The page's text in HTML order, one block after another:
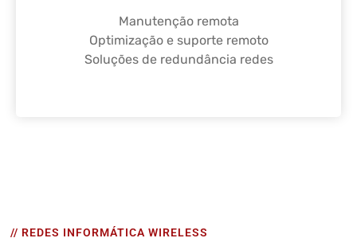
Manutenção remota
Optimização e suporte remoto
Soluções de redundância redes
// REDES INFORMÁTICA WIRELESS